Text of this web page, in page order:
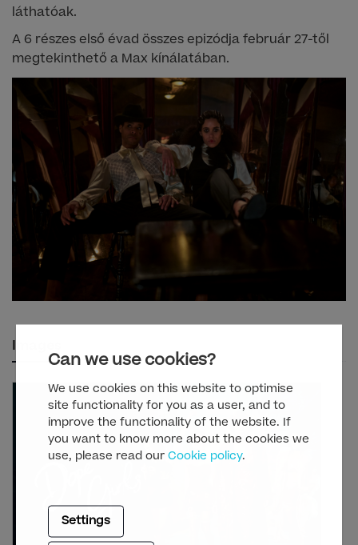
Can we use cookies?
We use cookies on this website to optimise
site functionality for you as a user, and to
improve the functionality of the website. If
you want to know more about the cookies we
use, please read our Cookie policy.
Settings
láthatóak.
A 6 részes első évad összes epizódja február 27-től
megtekinthető a Max kínálatában.